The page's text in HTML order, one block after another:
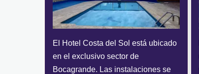
El Hotel Costa del Sol está ubicado
en el exclusivo sector de
Bocagrande. Las instalaciones se